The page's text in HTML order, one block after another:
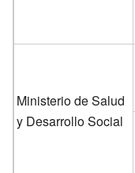
Ministerio de Salud
y Desarrollo Social